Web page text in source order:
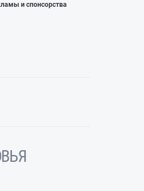
и спонсорства